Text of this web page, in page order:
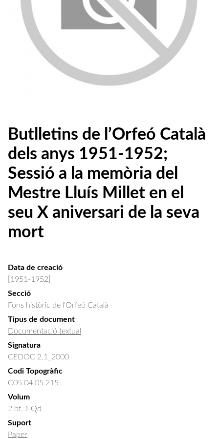
Butlletins de l’Orfeó Català
dels anys 1951-1952;
Sessió a la memòria del
Mestre Lluís Millet en el
seu X aniversari de la seva
mort
Data de creació
[1951-1952]
Secció
Fons històric de l'Orfeó Català
Tipus de document
Documentació textual
Signatura
CEDOC 2.1_2000
Codi Topogràfic
C05.04.05.215
Volum
2 bf, 1 Qd
Suport
Paper